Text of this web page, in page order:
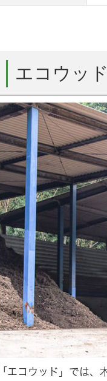
エコウッド
「エコウッド」では